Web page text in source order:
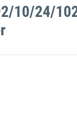
10/24/